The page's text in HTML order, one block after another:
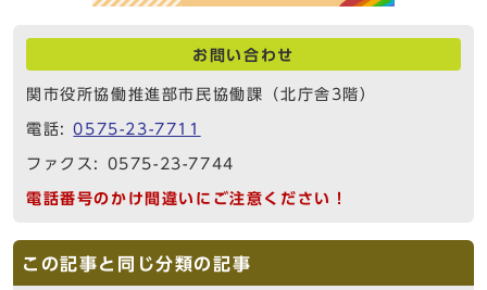
お問い合わせ
関市役所協働推進部市民協働課（北庁舎3階）
電話:0575-23-7711
ファクス: 0575-23-7744
電話番号のかけ間違いにご注意ください！
この記事と同じ分類の記事